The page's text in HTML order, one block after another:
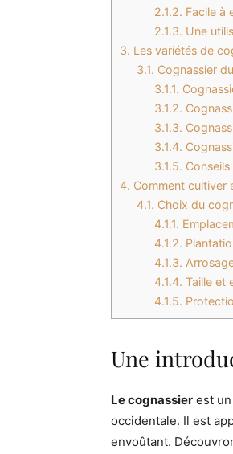
2.1.2. Facile à
2.1.3. Une
3. Les variétés de
3.1. Cognassier
3.1.1.
3.1.2.
3.1.3.
3.1.4.
3.1.5.
4. Comment cultiver
4.1. Choix du
4.1.1.
4.1.2.
4.1.3.
4.1.4. Taille et
4.1.5.
Une
Le cognassier est
occidentale. Il est
envoûtant.